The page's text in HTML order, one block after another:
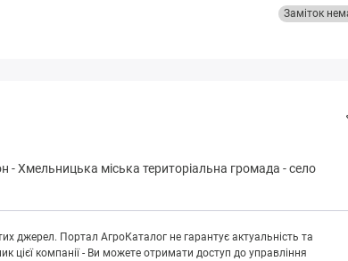
Заміток
-Хмeльницькa міська територіальна громада -село
джерел. Портал АгроКаталог не гарантує актуальність та
цієї компанії - Ви можете отримати доступ до управління